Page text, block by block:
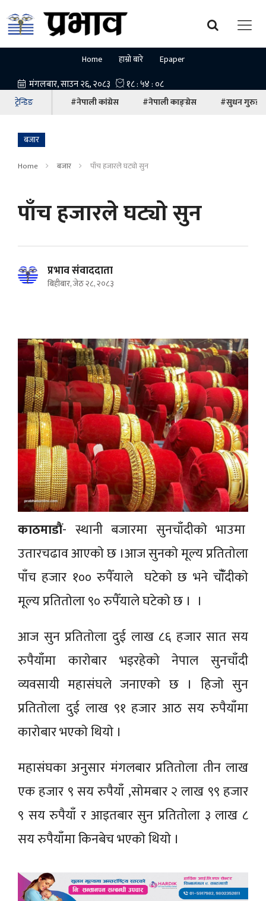
Home हाम्रो बारे Epaper
ट्रेन्डिङ #नेपाली कांग्रेस #नेपाली काङ्ग्रेस #सुधन गुरुङ
बजार
Home बजार पाँच हजारले घट्याे सुन
पाँच हजारले घट्याे सुन
प्रभाव संवाददाता
बिहीबार, जेठ २८, २०८३
काठमाडाैं- स्थानी बजारमा सुनचाँदीकाे भाउमा
उतारचढाव आएकाे छ ।आज सुनकाे मूल्य प्रतिताेला
पाँच हजार १०० रुपैँयाले घटेकाे छ भने चाँँदीकाे
मूल्य प्रतिताेला ९० रुपैँयाले घटेकाे छ । ।
आज सुन प्रतिताेला दुई लाख ८६ हजार सात सय
रुपैयाँमा काराेबार भइरहेकाे नेपाल सुनचाँदी
व्यवसायी महासंघले जनाएकाे छ । हिजाे सुन
प्रतिताेला दुई लाख ९१ हजार आठ सय रुपैयाँमा
काराेबार भएकाे थियाे ।
महासंघका अनुसार मंगलबार प्रतिताेला तीन लाख
एक हजार ९ सय रुपैयाँ ,साेमबार २ लाख ९९ हजार
९ सय रुपैयाँ र आइतबार सुन प्रतिताेला ३ लाख ८
सय रुपैयाँमा किनबेच भएकाे थियाे ।